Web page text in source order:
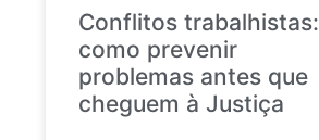
Conflitos trabalhistas:
como prevenir
problemas antes que
cheguem à Justiça